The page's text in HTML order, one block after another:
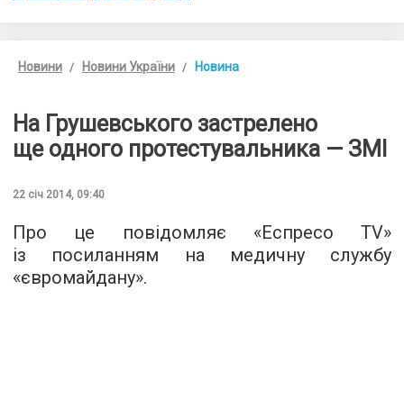
Новини Новини України Новина
На Грушевського застрелено
ще одного протестувальника — ЗМІ
22 січ 2014, 09:40
Про це повідомляє «Еспресо TV»
із посиланням на медичну службу
«євромайдану».